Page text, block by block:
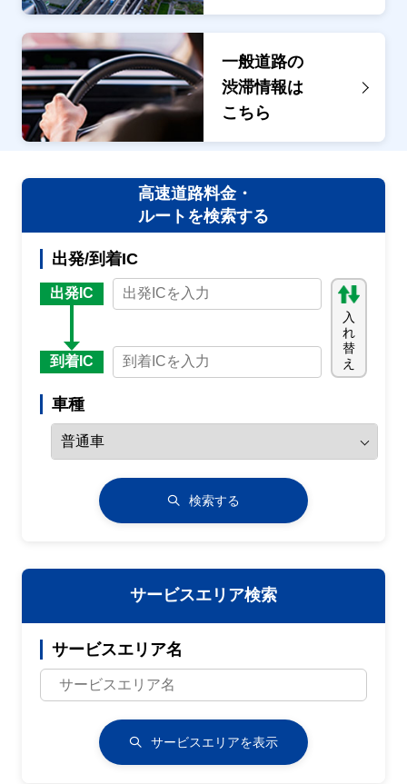
一般道路の
渋滞情報は
こちら
高速道路料金・
ルートを検索する
出発/到着IC
出発IC
到着IC
入
れ
替
え
車種
検索する
サービスエリア検索
サービスエリア名
サービスエリアを表示